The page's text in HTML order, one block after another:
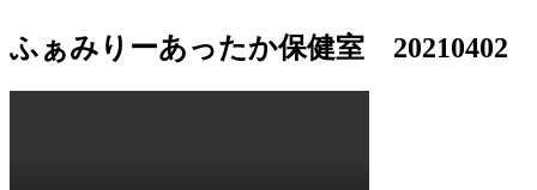
ふぁみりーあったか保健室 20210402